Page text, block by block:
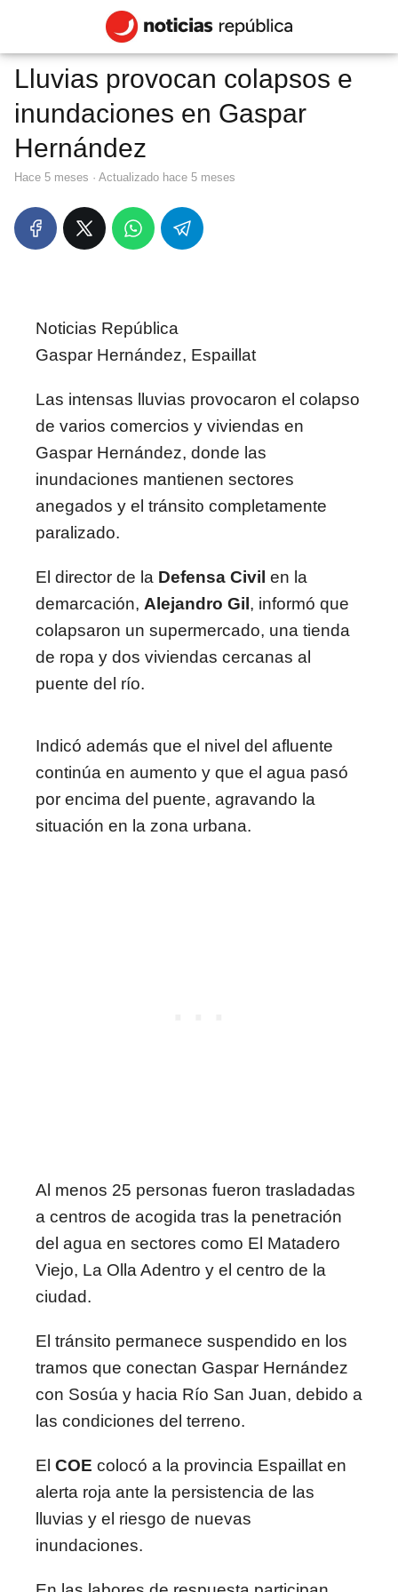
Lluvias provocan colapsos e
inundaciones en Gaspar
Hernández
hace 5 meses · Actualizado hace 5 meses
Noticias República
Gaspar Hernández, Espaillat
Las intensas lluvias provocaron el colapso
de varios comercios y viviendas en
Gaspar Hernández, donde las
inundaciones mantienen sectores
anegados y el tránsito completamente
paralizado.
El director de la Defensa Civil en la
demarcación, Alejandro Gil , informó que
colapsaron un supermercado, una tienda
de ropa y dos viviendas cercanas al
puente del río.
Indicó además que el nivel del afluente
continúa en aumento y que el agua pasó
por encima del puente, agravando la
situación en la zona urbana.
Al menos 25 personas fueron trasladadas
a centros de acogida tras la penetración
del agua en sectores como El Matadero
Viejo, La Olla Adentro y el centro de la
ciudad.
El tránsito permanece suspendido en los
tramos que conectan Gaspar Hernández
con Sosúa y hacia Río San Juan, debido a
las condiciones del terreno.
El COE colocó a la provincia Espaillat en
alerta roja ante la persistencia de las
lluvias y el riesgo de nuevas
inundaciones.